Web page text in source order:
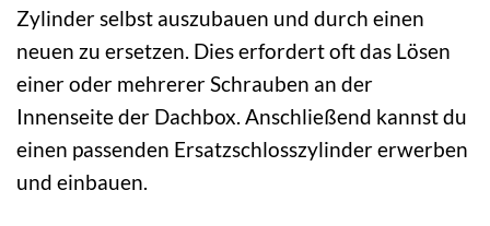
Zylinder selbst auszubauen und durch einen
neuen zu ersetzen. Dies erfordert oft das Lösen
einer oder mehrerer Schrauben an der
Innenseite der Dachbox. Anschließend kannst du
einen passenden Ersatzschlosszylinder erwerben
und einbauen.